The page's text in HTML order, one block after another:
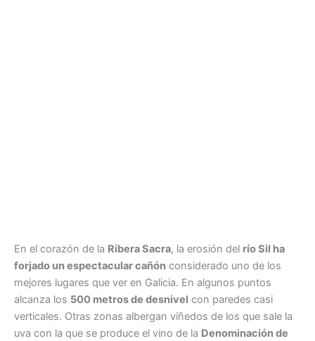
En el corazón de la Ribera Sacra, la erosión del río Sil ha
forjado un espectacular cañón considerado uno de los
mejores lugares que ver en Galicia. En algunos puntos
alcanza los 500 metros de desnivel con paredes casi
verticales. Otras zonas albergan viñedos de los que sale la
uva con la que se produce el vino de la Denominación de